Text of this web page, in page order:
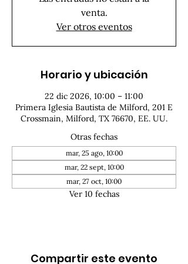
venta.
Ver otros eventos
Horario y ubicación
22 dic 2026, 10:00 – 11:00
Primera Iglesia Bautista de Milford, 201 E
Crossmain, Milford, TX 76670, EE. UU.
Otras fechas
mar, 25 ago, 10:00
mar, 22 sept, 10:00
mar, 27 oct, 10:00
Ver 10 fechas
Compartir este evento